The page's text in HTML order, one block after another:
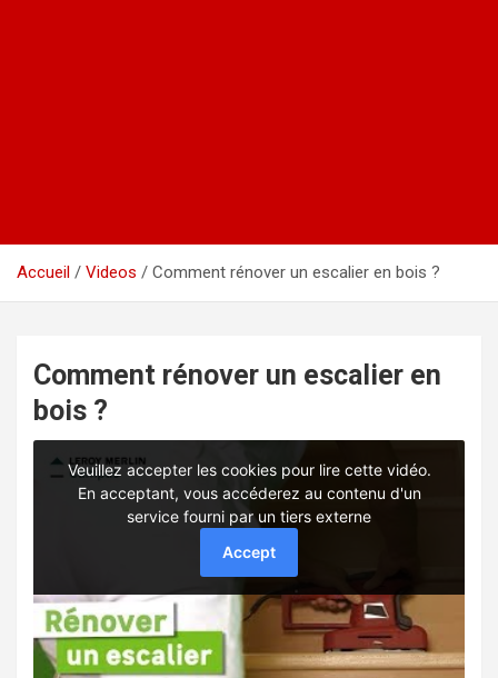
Accueil Videos Comment rénover un escalier en bois ?
Comment rénover un escalier en
bois ?